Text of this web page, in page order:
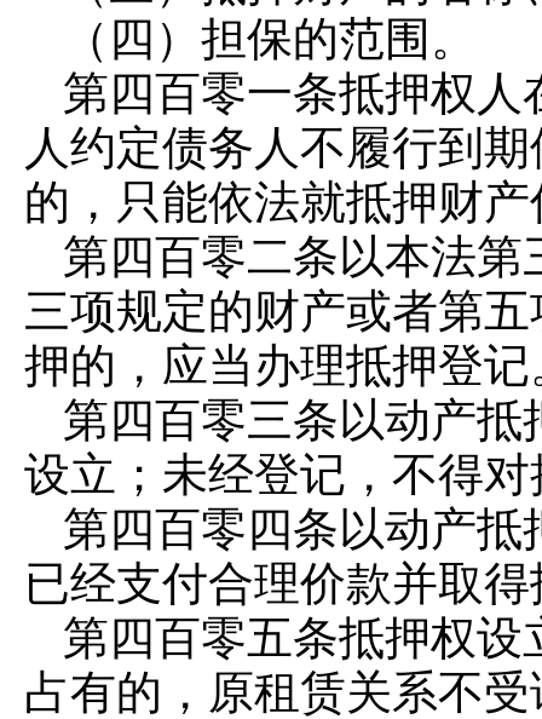
（四）担保的范围。
第四百零一条抵押权人
人约定债务人不履行到
的，只能依法就抵押财
第四百零二条以本法第
三项规定的财产或者第
押的，应当办理抵押登
第四百零三条以动产抵
设立；未经登记，不得
第四百零四条以动产抵
已经支付合理价款并取
第四百零五条抵押权设
占有的，原租赁关系不